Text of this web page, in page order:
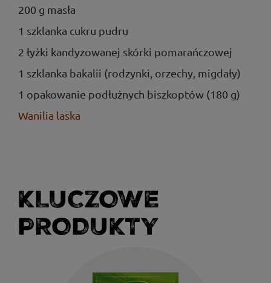
200 g masła
1 szklanka cukru pudru
2 łyżki kandyzowanej skórki pomarańczowej
1 szklanka bakalii (rodzynki, orzechy, migdały)
1 opakowanie podłużnych biszkoptów (180 g)
Wanilia laska
KLUCZOWE
PRODUKTY